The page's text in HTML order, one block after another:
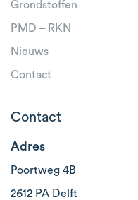
Grondstoffen
PMD – RKN
Nieuws
Contact
Contact
Adres
Poortweg 4B
2612 PA Delft